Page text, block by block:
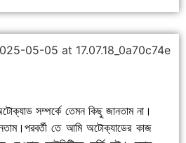
সম্পর্কে তেমন কিছু জানতাম না।
তে আমি অটোক্যাডের কাজ